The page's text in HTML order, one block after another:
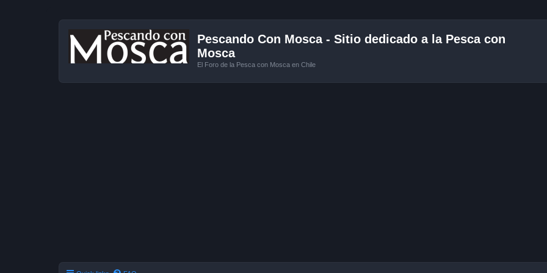
Pescando Con Mosca - Sitio dedicado a la Pesca con
Mosca
El Foro de la Pesca con Mosca en Chile